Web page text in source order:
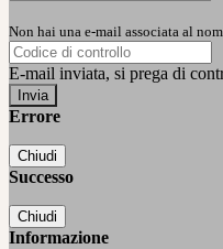
Non hai una e-mail associata al
E-mail inviata, si prega di
Errore
Chiudi
Successo
Chiudi
Informazione